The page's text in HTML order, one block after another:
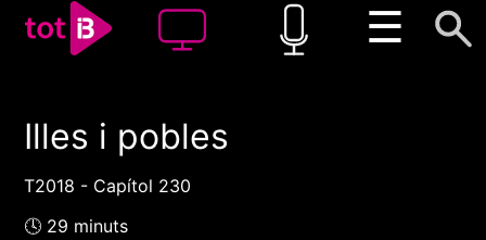
☰
00:00 00:00
1x
Illes i pobles
T2018 - Capítol 230
🕓 29 minuts